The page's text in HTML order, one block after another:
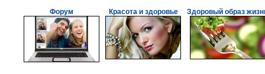
Форум Красота и здоровье Здоровый образ